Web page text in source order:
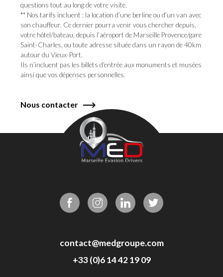
questions tout au long de votre visite.
** Nos tarifs incluent : la location d’une berline ou d’un van avec
son chauffeur. Ce dernier pourra venir vous chercher depuis,
votre hôtel/bateau, depuis l’aéroport de Marseille Provence/gare
Saint-Charles, ou toute adresse située dans un rayon de 40km
autour du Vieux-Port.
Ils n’incluent pas les billets d’entrée aux monuments et musées
ainsi que vos dépenses personnelles.
Nous contacter
contact@medgroupe.com
+33 (0)6 14 42 19 09